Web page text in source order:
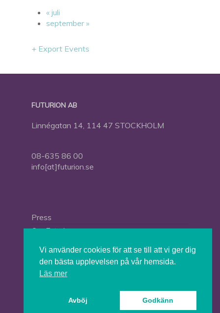
« juli
september»
+ Export Events
FUTURION AB
Linnégatan 14, 114 47 STOCKHOLM
08-635 86 00
info[at]futurion.se
Press
Om Futurion
Vi använder cookies för att se till att vi ger dig
den bästa upplevelsen på vår hemsida.
Läs mer
Avböj Godkänn